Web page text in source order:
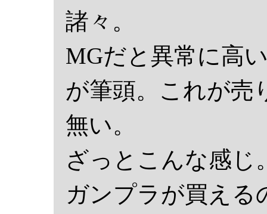
諸々。
MGだと異常に高
が筆頭。これが売
無い。
ざっとこんな感じ
ガンプラが買える